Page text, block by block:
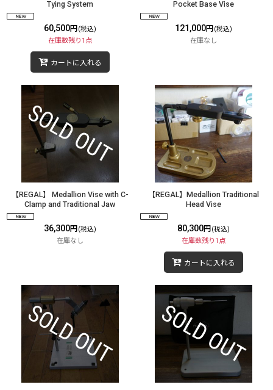
Tying System
60,500円 (税込)
在庫数残り1点
カートに入れる
Pocket Base Vise
121,000円 (税込)
在庫なし
【REGAL】 Medallion Vise with C-
Clamp and Traditional Jaw
36,300円 (税込)
在庫なし
【REGAL】Medallion Traditional
Head Vise
80,300円 (税込)
在庫数残り1点
カートに入れる